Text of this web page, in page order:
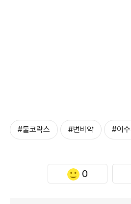
#둘코락스 #변비약 #이
0